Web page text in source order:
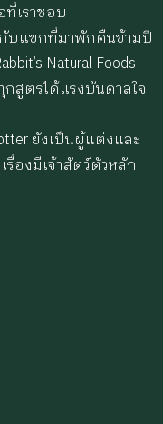
เราชอบ
บแขกที่มาพักคืนข้ามปี
Natural Foods
กสูตรได้แรงบันดาลใจ
ยังเป็นผู้แต่งและ
องมีเจ้าสัตว์ตัวหลัก